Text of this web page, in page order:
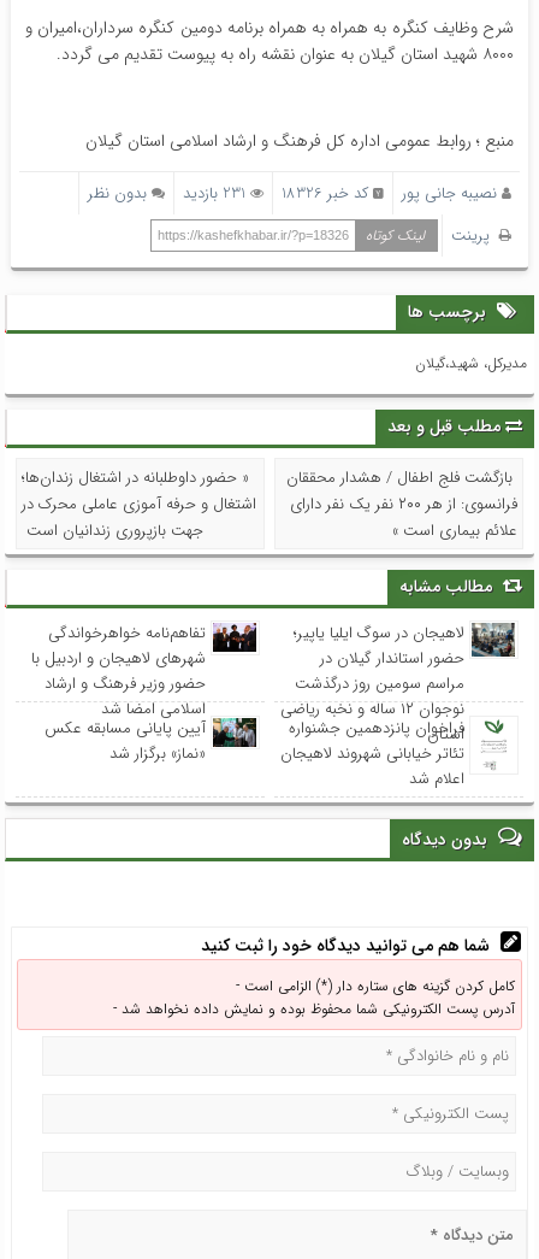
شرح وظایف کنگره به همراه به همراه برنامه دومین کنگره سرداران،امیران و
۸۰۰۰ شهید استان گیلان به عنوان نقشه راه به پیوست تقدیم می گردد.
منبع ؛ روابط عمومی اداره کل فرهنگ و ارشاد اسلامی استان گیلان
نصیبه جانی پور کد خبر 18326 231 بازدید
بدون نظر
پرینت
لینک کوتاه https://kashefkhabar.ir/?p=18326
برچسب ها
مدیرکل، شهید،گیلان
مطلب قبل و بعد
بازگشت فلج اطفال / هشدار محققان
فرانسوی: از هر ۲۰۰ نفر یک نفر دارای
علائم بیماری است »
« حضور داوطلبانه در اشتغال زندان‌ها؛
اشتغال و حرفه آموزی عاملی محرک در
جهت بازپروری زندانیان است
مطالب مشابه
لاهیجان در سوگ ایلیا یاپیر؛
حضور استاندار گیلان در
مراسم سومین روز درگذشت
نوجوان ۱۲ ساله و نخبه ریاضی
استان
تفاهم‌نامه خواهرخواندگی
شهرهای لاهیجان و اردبیل با
حضور وزیر فرهنگ و ارشاد
اسلامی امضا شد
فراخوان پانزدهمین جشنواره
تئاتر خیابانی شهروند لاهیجان
اعلام شد
آیین پایانی مسابقه عکس
«نماز» برگزار شد
بدون دیدگاه
شما هم می توانید دیدگاه خود را ثبت کنید
کامل کردن گزینه های ستاره دار (*) الزامی است -
آدرس پست الکترونیکی شما محفوظ بوده و نمایش داده نخواهد شد -